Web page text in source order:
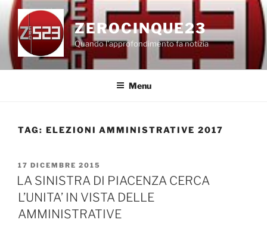
Salta
contenuto
ZEROCINQUE23
Quando l'approfondimento fa notizia
Menu
TAG: ELEZIONI AMMINISTRATIVE 2017
PUBBLICATO
IL
17 DICEMBRE 2015
LA SINISTRA DI PIACENZA CERCA
L’UNITA’ IN VISTA DELLE
AMMINISTRATIVE